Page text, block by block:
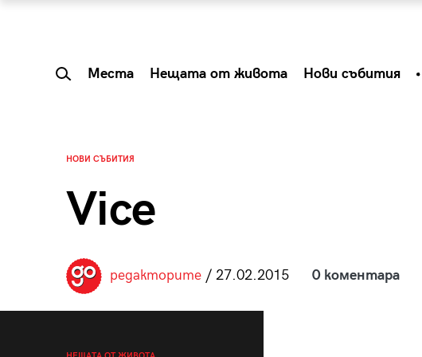
Места Нещата от живота Нови събития
НОВИ СЪБИТИЯ
Vice
редакторите/ 27.02.2015 0 коментара